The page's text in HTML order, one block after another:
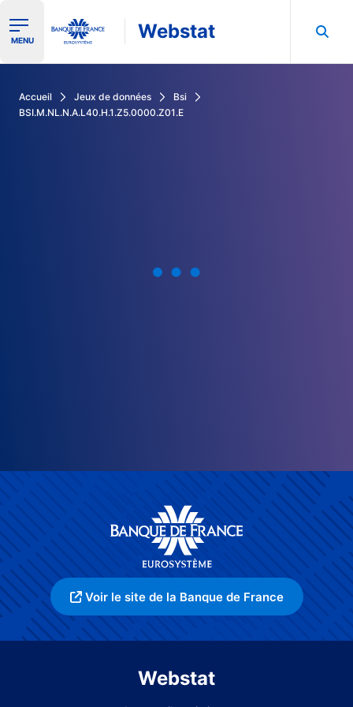
Ouvrir le menu de navigation
MENU Webstat
Accueil Jeux de données
Bsi
BSI.M.NL.N.A.L40.H.1.Z5.0000.Z01.E
Voir le site de la Banque de France
Webstat